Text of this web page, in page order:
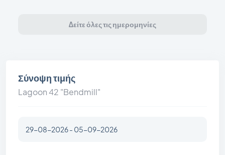
Δείτε όλες τις ημερομηνίες
Σύνοψη τιμής
Lagoon 42 "Bendmill"